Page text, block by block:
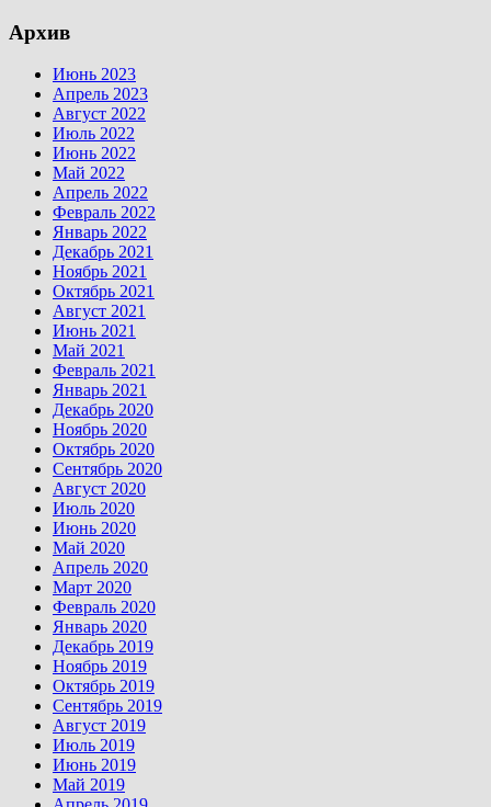
Архив
Июнь 2023
Апрель 2023
Август 2022
Июль 2022
Июнь 2022
Май 2022
Апрель 2022
Февраль 2022
Январь 2022
Декабрь 2021
Ноябрь 2021
Октябрь 2021
Август 2021
Июнь 2021
Май 2021
Февраль 2021
Январь 2021
Декабрь 2020
Ноябрь 2020
Октябрь 2020
Сентябрь 2020
Август 2020
Июль 2020
Июнь 2020
Май 2020
Апрель 2020
Март 2020
Февраль 2020
Январь 2020
Декабрь 2019
Ноябрь 2019
Октябрь 2019
Сентябрь 2019
Август 2019
Июль 2019
Июнь 2019
Май 2019